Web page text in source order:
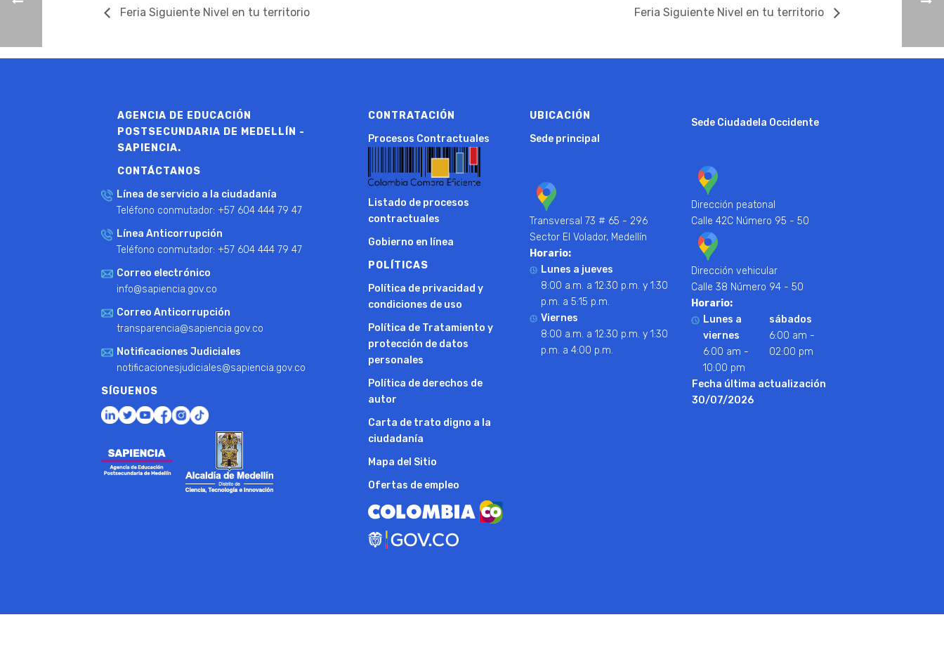
Feria Siguiente Nivel en tu territorio Feria Siguiente Nivel en tu territorio
AGENCIA DE EDUCACIÓN
POSTSECUNDARIA DE MEDELLÍN -
SAPIENCIA.
CONTÁCTANOS
Línea de servicio a la ciudadanía
Teléfono conmutador: +57 604 444 79 47
Línea Anticorrupción
Teléfono conmutador: +57 604 444 79 47
Correo electrónico
info@sapiencia.gov.co
Correo Anticorrupción
transparencia@sapiencia.gov.co
Notificaciones Judiciales
notificacionesjudiciales@sapiencia.gov.co
SÍGUENOS
CONTRATACIÓN
Procesos Contractuales
Listado de procesos
contractuales
Gobierno en línea
POLÍTICAS
Política de privacidad y
condiciones de uso
Política de Tratamiento y
protección de datos
personales
Política de derechos de
autor
Carta de trato digno a la
ciudadanía
Mapa del Sitio
Ofertas de empleo
UBICACIÓN
Sede principal
Transversal 73 # 65 - 296
Sector El Volador, Medellín
Horario:
Lunes a jueves
8:00 a.m. a 12:30 p.m. y 1:30
p.m. a 5:15 p.m.
Viernes
8:00 a.m. a 12:30 p.m. y 1:30
p.m. a 4:00 p.m.
Sede Ciudadela Occidente
Dirección peatonal
Calle 42C Número 95 - 50
Dirección vehicular
Calle 38 Número 94 - 50
Horario:
Lunes a
viernes
6:00 am -
10:00 pm
sábados
6:00 am -
02:00 pm
Fecha última actualización
30/07/2026